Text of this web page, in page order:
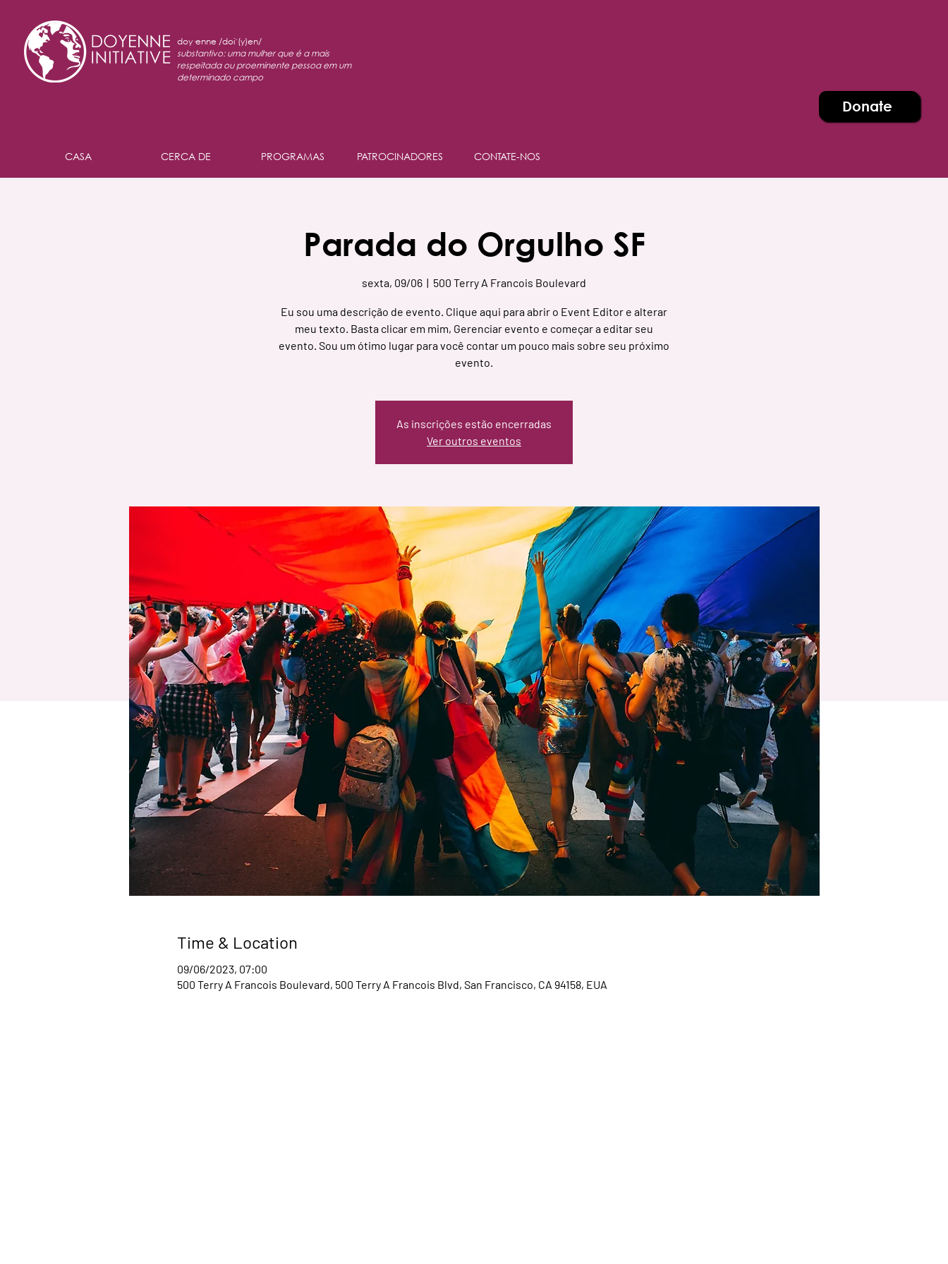
doy·enne /doiˈ(y)en/
substantivo: uma mulher que é a mais
respeitada ou proeminente pessoa em um
determinado campo
Donate
CASA CERCA DE PROGRAMAS PATROCINADORES CONTATE-NOS
Parada do Orgulho SF
sexta, 09/06
  |
500 Terry A Francois Boulevard
Eu sou uma descrição de evento. Clique aqui para abrir o Event Editor e alterar
meu texto. Basta clicar em mim, Gerenciar evento e começar a editar seu
evento. Sou um ótimo lugar para você contar um pouco mais sobre seu próximo
evento.
As inscrições estão encerradas
Ver outros eventos
Time & Location
09/06/2023, 07:00
500 Terry A Francois Boulevard, 500 Terry A Francois Blvd, San Francisco, CA 94158, EUA